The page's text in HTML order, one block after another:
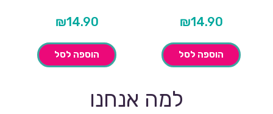
₪14.90
הוספה לסל
₪14.90
הוספה לסל
למה אנחנו